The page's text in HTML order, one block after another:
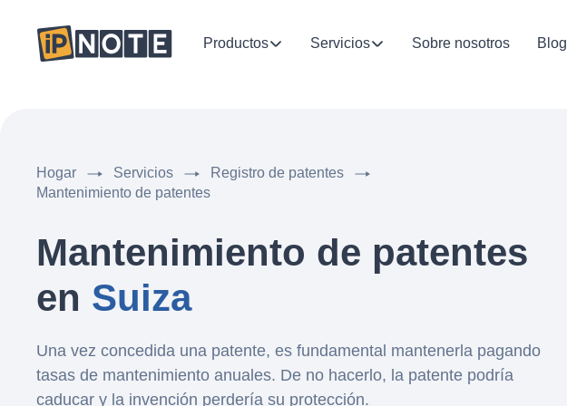
Productos Servicios Sobre nosotros Blog
Hogar Servicios
Registro de patentes
Mantenimiento de patentes
Mantenimiento de patentes
en Suiza
Una vez concedida una patente, es fundamental mantenerla pagando
tasas de mantenimiento anuales. De no hacerlo, la patente podría
caducar y la invención perdería su protección.